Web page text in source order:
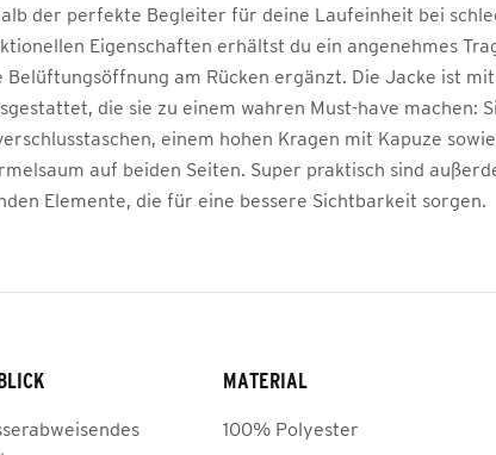
der perfekte Begleiter für deine Laufeinheit bei
Eigenschaften erhältst du ein angenehmes
Belüftungsöffnung am Rücken ergänzt. Die Jacke ist
die sie zu einem wahren Must-have machen:
einem hohen Kragen mit Kapuze
auf beiden Seiten. Super praktisch sind
Elemente, die für eine bessere Sichtbarkeit sorgen.
MATERIAL
100% Polyester